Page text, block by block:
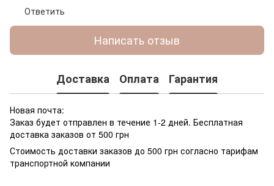
Ответить
Написать отзыв
Доставка Оплата Гарантия
Новая почта:
Заказ будет отправлен в течение 1-2 дней. Бесплатная
доставка заказов от 500 грн
Стоимость доставки заказов до 500 грн согласно тарифам
транспортной компании